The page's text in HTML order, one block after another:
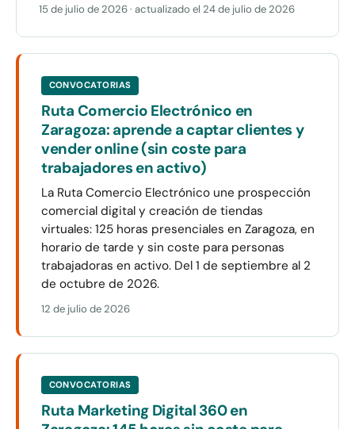
15 de julio de 2026· actualizado el 24 de julio de 2026
CONVOCATORIAS
Ruta Comercio Electrónico en
Zaragoza: aprende a captar clientes y
vender online (sin coste para
trabajadores en activo)
La Ruta Comercio Electrónico une prospección
comercial digital y creación de tiendas
virtuales: 125 horas presenciales en Zaragoza, en
horario de tarde y sin coste para personas
trabajadoras en activo. Del 1 de septiembre al 2
de octubre de 2026.
12 de julio de 2026
CONVOCATORIAS
Ruta Marketing Digital 360 en